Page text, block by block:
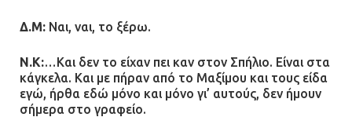
Δ.Μ: Ναι, ναι, το ξέρω.
Ν.Κ:…Και δεν το είχαν πει καν στον Σπήλιο. Είναι στα
κάγκελα. Και με πήραν από το Μαξίμου και τους είδα
εγώ, ήρθα εδώ μόνο και μόνο γι’ αυτούς, δεν ήμουν
σήμερα στο γραφείο.